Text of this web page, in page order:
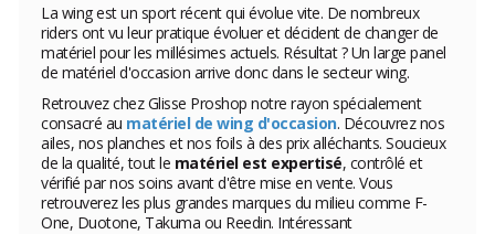
La wing est un sport récent qui évolue vite. De nombreux
riders ont vu leur pratique évoluer et décident de changer de
matériel pour les millésimes actuels. Résultat ? Un large panel
de matériel d'occasion arrive donc dans le secteur wing.
Retrouvez chez Glisse Proshop notre rayon spécialement
consacré au matériel de wing d'occasion. Découvrez nos
ailes, nos planches et nos foils à des prix alléchants. Soucieux
de la qualité, tout le matériel est expertisé, contrôlé et
vérifié par nos soins avant d'être mise en vente. Vous
retrouverez les plus grandes marques du milieu comme F-
One, Duotone, Takuma ou Reedin. Intéressant